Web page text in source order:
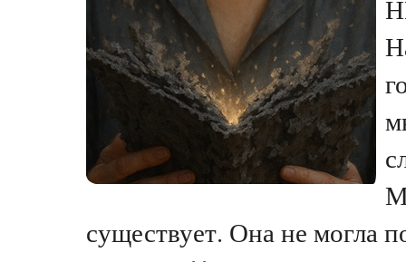
существует. Она не могла